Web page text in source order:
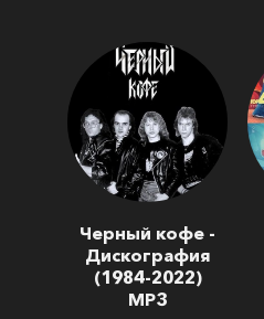
Черный кофе -
Дискография
(1984-2022)
МР3